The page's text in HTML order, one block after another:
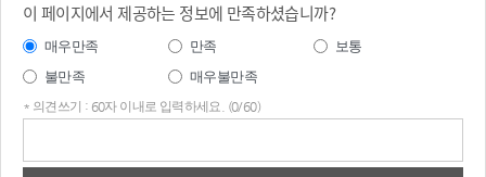
이 페이지에서 제공하는 정보에 만족하셨습니까?
매우만족 만족
보통
불만족
매우불만족
* 의견쓰기 : 60자 이내로 입력하세요. (0/60)